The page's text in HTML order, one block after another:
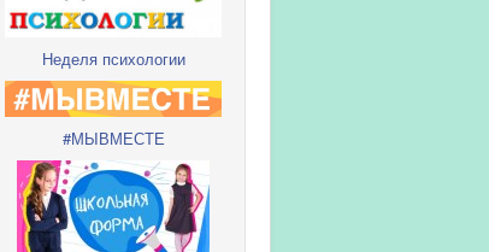
Неделя психологии
#МЫВМЕСТЕ